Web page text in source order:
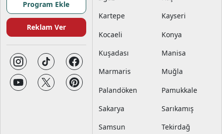
Program Ekle
Reklam Ver
Kartepe
Kayseri
Kocaeli
Konya
Kuşadası
Manisa
Marmaris
Muğla
Palandöken
Pamukkale
Sakarya
Sarıkamış
Samsun
Tekirdağ